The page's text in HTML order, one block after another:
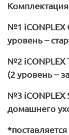
№1 iCONPLEX
уровень –
№2
(2уровень–
№3 iCONPLEX
домашнего